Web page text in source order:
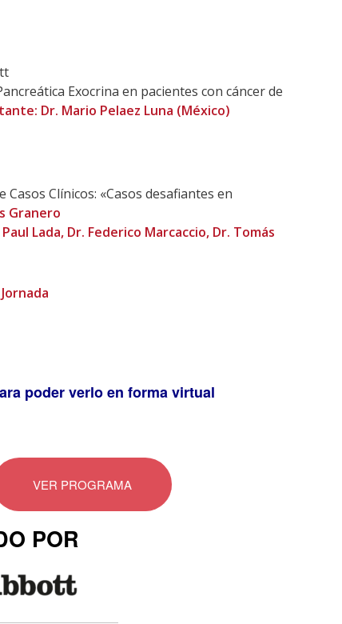
Exocrina en pacientes con cáncer de
Dr. Mario Pelaez Luna (México)
Casos Clínicos: «Casos desafiantes en
Granero
Lada, Dr. Federico Marcaccio, Dr. Tomás
poder verlo en forma virtual
VER PROGRAMA
POR